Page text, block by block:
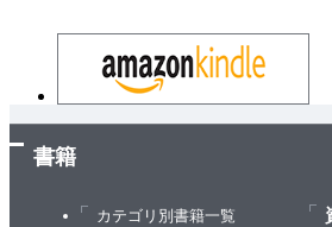
書籍
カテゴリ別書籍一覧